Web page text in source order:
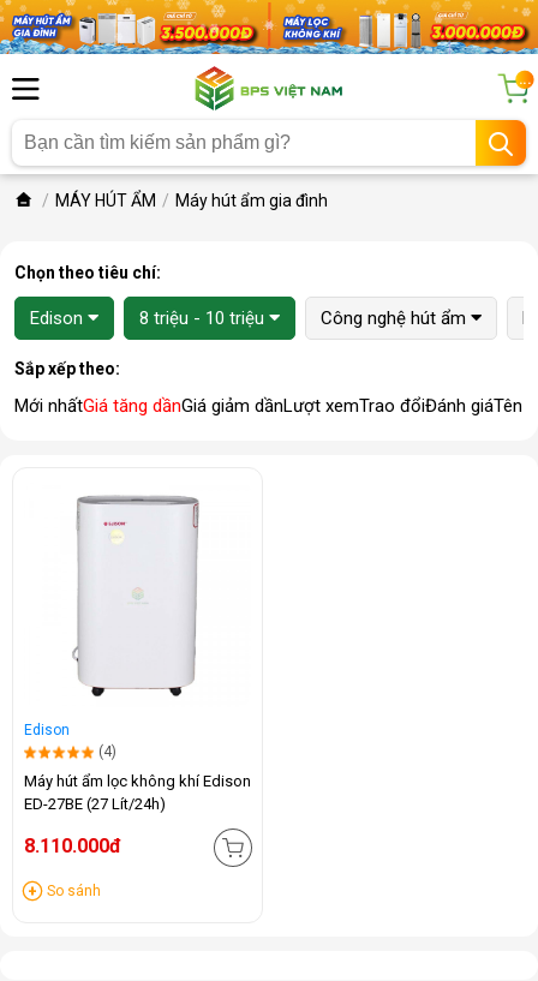
...
MÁY HÚT ẨM Máy hút ẩm gia đình
Chọn theo tiêu chí:
Edison 8 triệu - 10 triệu Công nghệ hút ẩm
Sắp xếp theo:
Mới nhấtGiá tăng dầnGiá giảm dầnLượt xemTrao đổiĐánh giáTên
Edison
(4)
Máy hút ẩm lọc không khí Edison
ED-27BE (27 Lít/24h)
8.110.000đ
So sánh